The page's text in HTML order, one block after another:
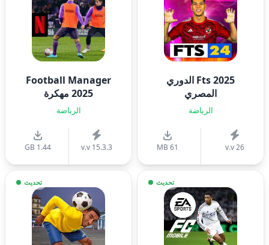
Fts 2025 الدوري
المصري
الرياضة
v.v 26
61 MB
Football Manager
2025 مهكرة
الرياضة
v.v 15.3.3
1.44 GB
تحديث تحديث